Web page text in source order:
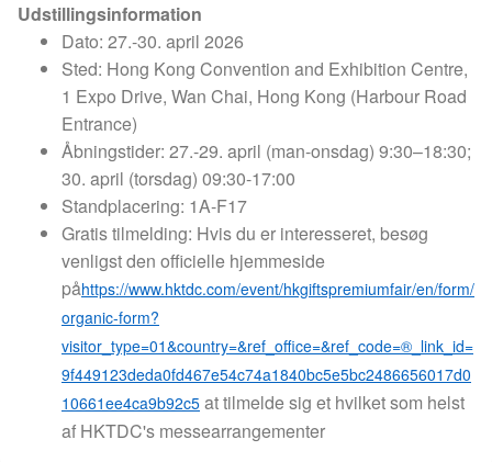
Udstillingsinformation
Dato: 27.-30. april 2026
Sted: Hong Kong Convention and Exhibition Centre,
1 Expo Drive, Wan Chai, Hong Kong (Harbour Road
Entrance)
Åbningstider: 27.-29. april (man-onsdag) 9:30–18:30;
30. april (torsdag) 09:30-17:00
Standplacering: 1A-F17
Gratis tilmelding: Hvis du er interesseret, besøg
venligst den officielle hjemmeside
påhttps://www.hktdc.com/event/hkgiftspremiumfair/en/form/
organic-form?
visitor_type=01&country=&ref_office=&ref_code=®_link_id=
9f449123deda0fd467e54c74a1840bc5e5bc2486656017d0
10661ee4ca9b92c5 at tilmelde sig et hvilket som helst
af HKTDC's messearrangementer